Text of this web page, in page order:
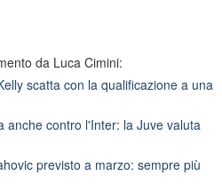
da Luca Cimini:
scatta con la qualificazione a una
anche contro l'Inter: la Juve valuta
previsto a marzo: sempre più